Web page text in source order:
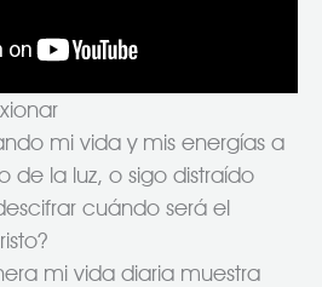
mi vida y mis energías a
de la luz, o sigo distraído
cuándo será el
mi vida diaria muestra